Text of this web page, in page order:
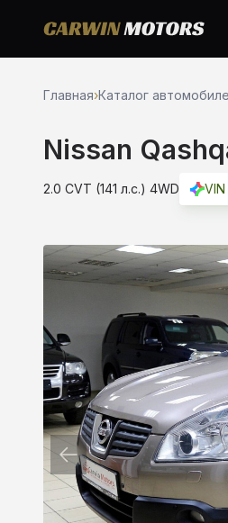
Главная›Каталог
Nissan
2.0 CVT (141 л.с.) 4WD